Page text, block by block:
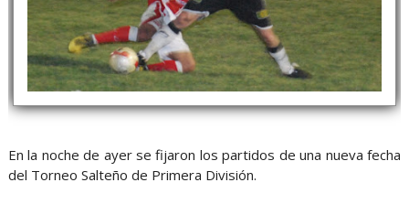
En la noche de ayer se fijaron los partidos de una nueva fecha
del Torneo Salteño de Primera División.